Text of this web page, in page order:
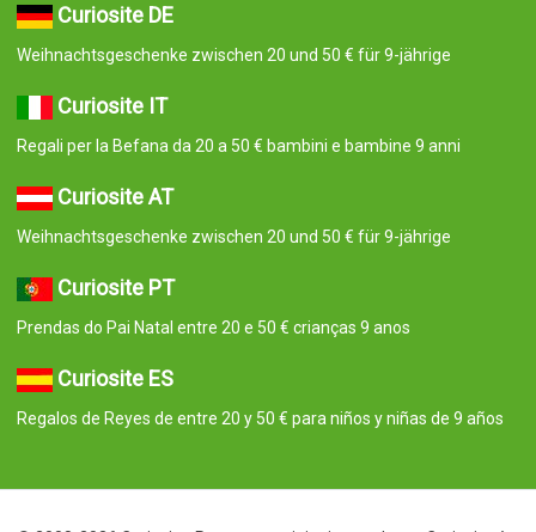
Curiosite DE
Weihnachtsgeschenke zwischen 20 und 50 € für 9-jährige
Curiosite IT
Regali per la Befana da 20 a 50 € bambini e bambine 9 anni
Curiosite AT
Weihnachtsgeschenke zwischen 20 und 50 € für 9-jährige
Curiosite PT
Prendas do Pai Natal entre 20 e 50 € crianças 9 anos
Curiosite ES
Regalos de Reyes de entre 20 y 50 € para niños y niñas de 9 años